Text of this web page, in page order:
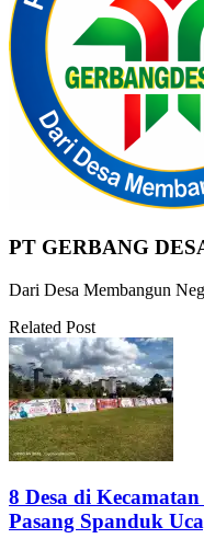
PT GERBANG
Dari Desa Membangun
Related Post
8 Desa di
Pasang Spanduk